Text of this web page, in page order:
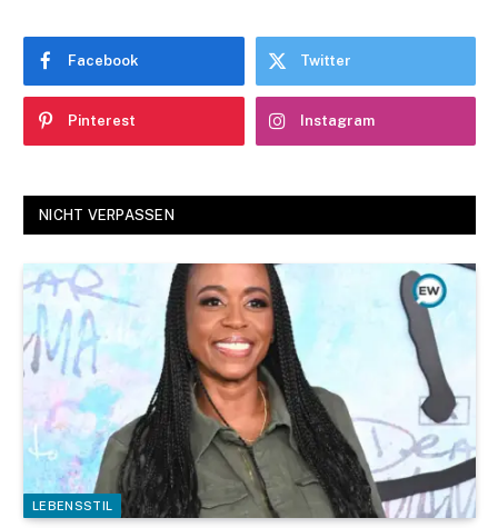
Facebook Twitter
Pinterest Instagram
NICHT VERPASSEN
LEBENSSTIL